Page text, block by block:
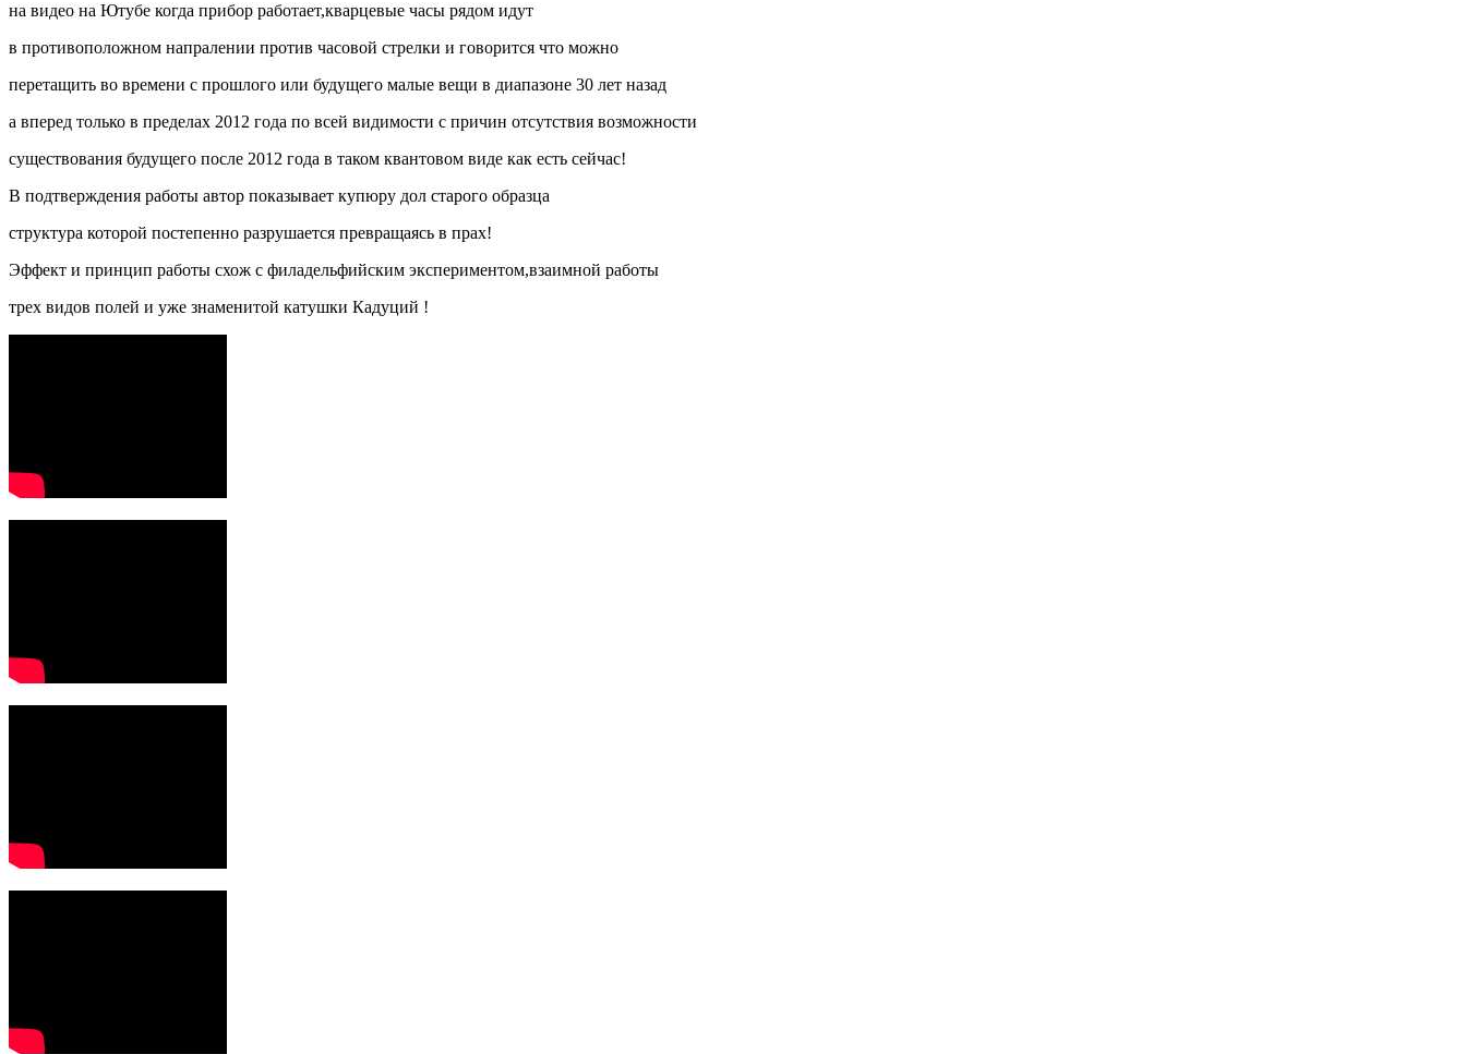
на видео на Ютубе когда прибор работает,кварцевые часы рядом идут
в противоположном напралении против часовой стрелки и говорится что можно
перетащить во времени с прошлого или будущего малые вещи в диапазоне 30 лет назад
а вперед только в пределах 2012 года по всей видимости с причин отсутствия возможности
существования будущего после 2012 года в таком квантовом виде как есть сейчас!
В подтверждения работы автор показывает купюру дол старого образца
структура которой постепенно разрушается превращаясь в прах!
Эффект и принцип работы схож с филадельфийским экспериментом,взаимной работы
трех видов полей и уже знаменитой катушки Кадуций !